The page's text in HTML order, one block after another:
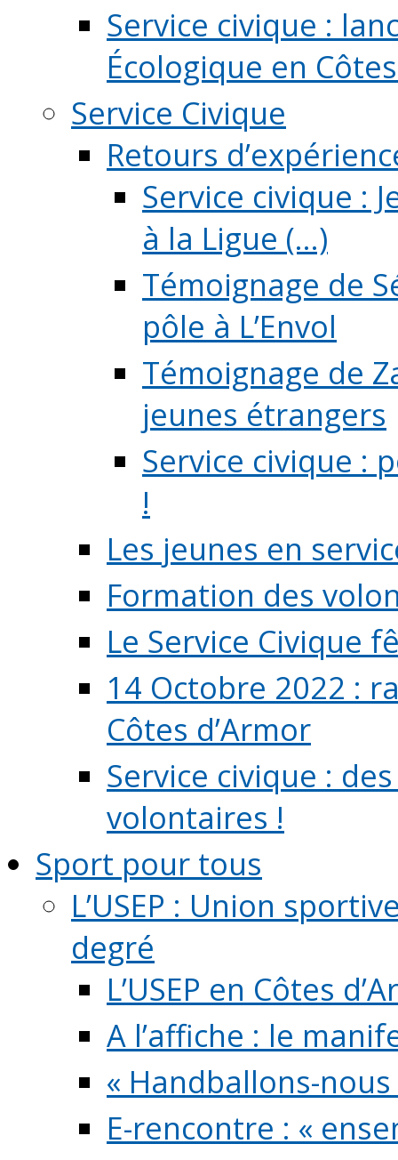
Service civique :
Écologique en
Service Civique
Retours
Service civique :
à la Ligue (...)
Témoignage de
pôle à L’Envol
Témoignage de
jeunes étrangers
Service civique :
!
Les jeunes en
Formation des
Le Service Civique
14 Octobre 2022 :
Côtes d’Armor
Service civique :
volontaires !
Sport pour tous
L’USEP : Union
degré
L’USEP en Côtes
A l’affiche : le
« Handballons-
E-rencontre : «